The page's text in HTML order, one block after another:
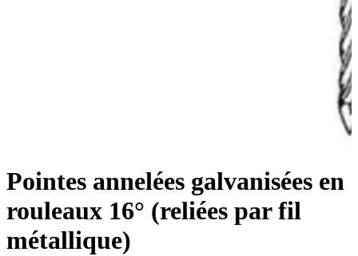
Pointes annelées galvanisées en
rouleaux 16° (reliées par fil
métallique)